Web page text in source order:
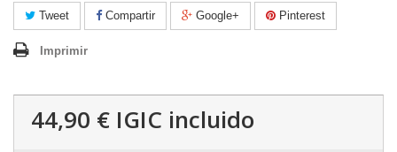
Tweet Compartir Google+ Pinterest
Imprimir
44,90 € IGIC incluido